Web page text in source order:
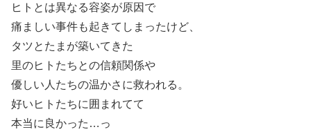
ヒトとは異なる容姿が原因で
痛ましい事件も起きてしまったけど、
タツとたまが築いてきた
里のヒトたちとの信頼関係や
優しい人たちの温かさに救われる。
好いヒトたちに囲まれてて
本当に良かった…っ